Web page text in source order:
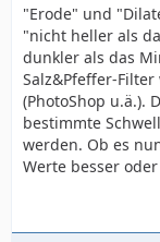
"Erode" und
"nicht heller als
dunkler als das
Salz&Pfeffer-
(PhotoShop u.ä.).
bestimmte
werden. Ob es
Werte besser